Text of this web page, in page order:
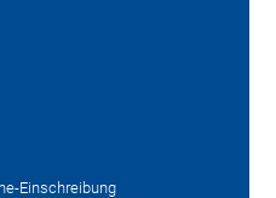
Einschreibung